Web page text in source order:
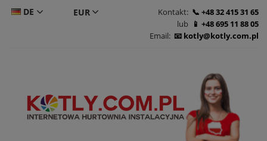
DE Kontakt:
+48 32 415 31 65
lub
+48 695 11 88 05
Email:
kotly@kotly.com.pl